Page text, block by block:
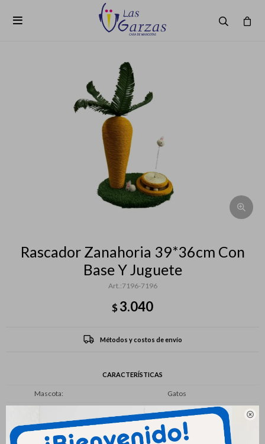


Rascador Zanahoria 39*36cm Con
Base Y Juguete
7196-7196
$3.040
Métodos y costos de envío
CARACTERÍSTICAS
Mascota Gatos
Productos que te pueden interesar